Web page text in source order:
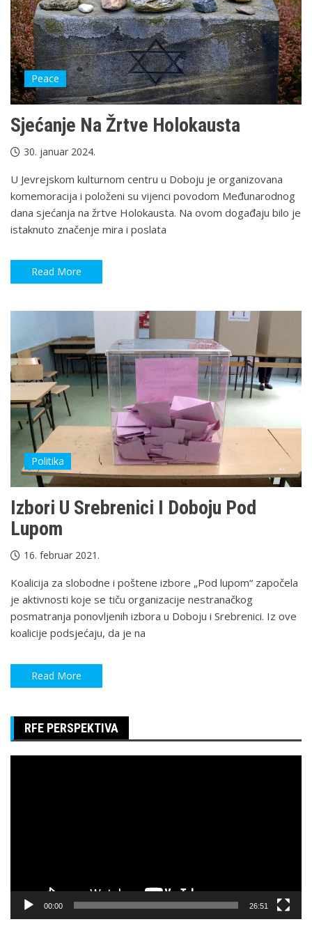
Peace
Sjećanje Na Žrtve Holokausta
30. januar 2024.
U Jevrejskom kulturnom centru u Doboju je organizovana
komemoracija i položeni su vijenci povodom Međunarodnog
dana sjećanja na žrtve Holokausta. Na ovom događaju bilo je
istaknuto značenje mira i poslata
Read More
Politika
Izbori U Srebrenici I Doboju Pod
Lupom
16. februar 2021.
Koalicija za slobodne i poštene izbore „Pod lupom“ započela
je aktivnosti koje se tiču organizacije nestranačkog
posmatranja ponovljenih izbora u Doboju i Srebrenici. Iz ove
koalicije podsjećaju, da je na
Read More
RFE PERSPEKTIVA
00:00 26:51